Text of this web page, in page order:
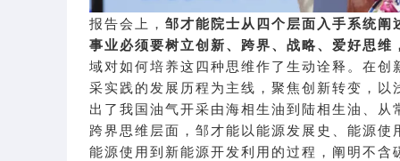
报告会上， 邹才能院士从四个层面入手系统
事业必须要树立创新、跨界、战略、爱好思
域对如何培养这四种思维作了生动诠释。在
采实践的发展历程为主线，聚焦创新转变，
出了我国油气开采由海相生油到陆相生油、
跨界思维层面，邹才能以能源发展史、能源
能源使用到新能源开发利用的过程，阐明不